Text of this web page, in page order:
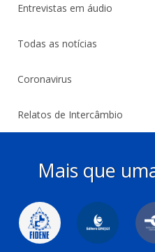
Entrevistas em áudio
Todas as notícias
Coronavirus
Relatos de Intercâmbio
Mais que